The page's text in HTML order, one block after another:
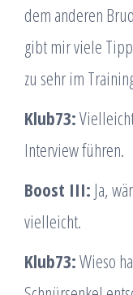
dem anderen
gibt mir viele
zu sehr im
Klub73:
Interview führen.
Boost III: Ja,
vielleicht.
Klub73:Wieso